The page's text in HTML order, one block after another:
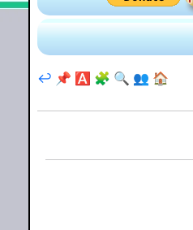
🏠
👥
🔍
🧩
🅰️
📌
↩️